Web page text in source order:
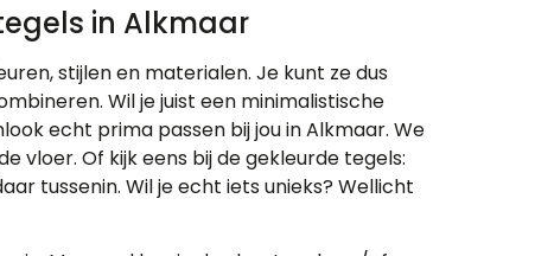
in Alkmaar
stijlen en materialen. Je kunt ze dus
Wil je juist een minimalistische
echt prima passen bij jou in Alkmaar. We
vloer. Of kijk eens bij de gekleurde tegels:
tussenin. Wil je echt iets unieks? Wellicht